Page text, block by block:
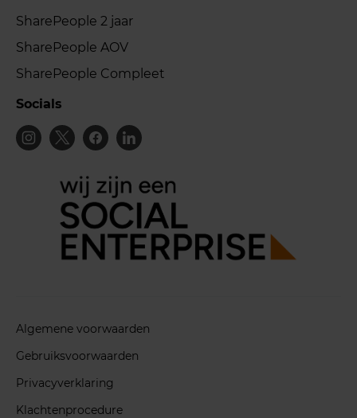
SharePeople 2 jaar
SharePeople AOV
SharePeople Compleet
Socials
Algemene voorwaarden
Gebruiksvoorwaarden
Privacyverklaring
Klachtenprocedure